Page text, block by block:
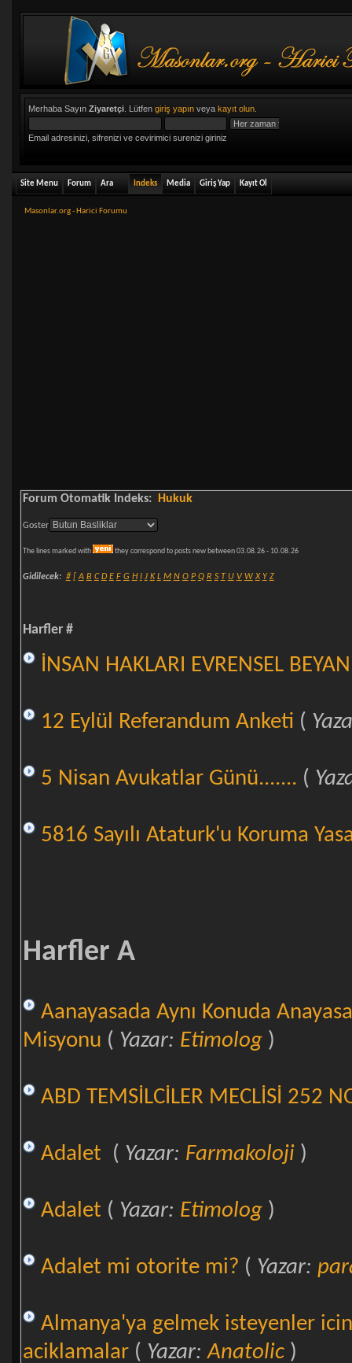
Merhaba Sayın Ziyaretçi. Lütfen giriş yapınveya kayıt olun.
Email adresinizi, sifrenizi ve cevirimici surenizi giriniz
Site Menu Forum Ara Indeks Media Giriş Yap Kayıt Ol
Masonlar.org - Harici Forumu
Forum Otomatik Indeks: Hukuk
Goster
The lines marked with they correspond to posts new between 03.08.26 - 10.08.26
Gidilecek: # [ A B C D E F G H I J K L M N O P Q R S T U V W X Y Z
Harfler #
İNSAN HAKLARI EVRENSEL
12 Eylül Referandum Anketi (
5 Nisan Avukatlar Günü....... (
5816 Sayılı Ataturk'u Koruma
Harfler A
Aanayasada Aynı Konuda
Misyonu ( Yazar: Etimolog)
ABD TEMSİLCİLER MECLİSİ 252
Adalet ( Yazar: Farmakoloji)
Adalet ( Yazar: Etimolog)
Adalet mi otorite mi? ( Yazar:
Almanya'ya gelmek isteyenler
aciklamalar( Yazar:Anatolic)